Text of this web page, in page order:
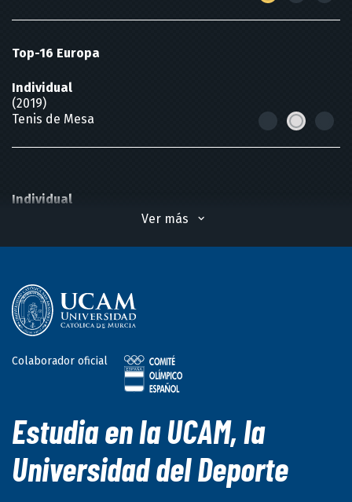
Top-16 Europa
Individual
(2019)
Tenis de Mesa
Individual
Juegos Europeos de Minsk
Equipos
Tenis de Mesa
Dobles mixto
(2019)
Tenis de Mesa
Ver más
Colaborador oficial
Estudia en la UCAM, la
Universidad del Deporte